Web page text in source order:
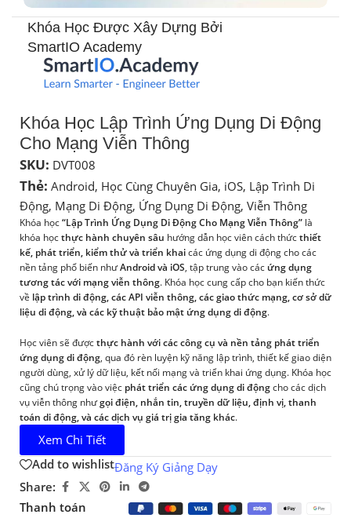
Khóa Học Được Xây Dựng Bởi
SmartIO Academy​
Khóa Học Lập Trình Ứng Dụng Di Động
Cho Mạng Viễn Thông
SKU: DVT008
Thẻ: Android, Học Cùng Chuyên Gia, iOS, Lập Trình Di
Động, Mạng Di Động, Ứng Dụng Di Động, Viễn Thông
Khóa học“Lập Trình Ứng Dụng Di Động Cho Mạng Viễn Thông” là
khóa họcthực hành chuyên sâu hướng dẫn học viên cách thứcthiết
kế, phát triển, kiểm thử và triển khaicác ứng dụng di động cho các
nền tảng phổ biến nhưAndroid và iOS, tập trung vào các ứng dụng
tương tác với mạng viễn thông. Khóa học cung cấp cho bạn kiến thức
về lập trình di động, các API viễn thông, các giao thức mạng, cơ sở dữ
liệu di động, và các kỹ thuật bảo mật ứng dụng di động.
Học viên sẽ đượcthực hành với các công cụ và nền tảng phát triển
ứng dụng di động, qua đó rèn luyện kỹ năng lập trình, thiết kế giao diện
người dùng, xử lý dữ liệu, kết nối mạng và triển khai ứng dụng. Khóa học
cũng chú trọng vào việc phát triển các ứng dụng di độngcho các dịch
vụ viễn thông nhưgọi điện, nhắn tin, truyền dữ liệu, định vị, thanh
toán di động, và các dịch vụ giá trị gia tăng khác.
Xem Chi Tiết
Add to wishlistĐăng Ký Giảng Dạy
Share:
Thanh toán